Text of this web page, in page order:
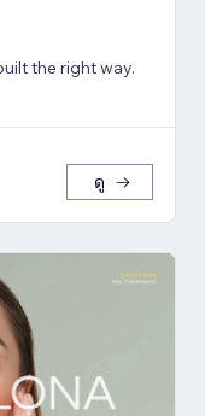
the right way.
ดู